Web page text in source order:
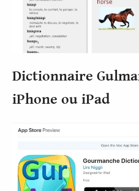
Dictionnaire
iPhone ou iPad